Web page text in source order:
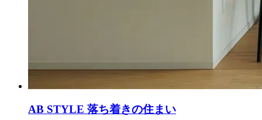
AB STYLE 落ち着きの住まい